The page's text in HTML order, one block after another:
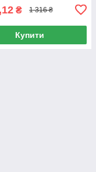
₴ 1 316 ₴
Купити